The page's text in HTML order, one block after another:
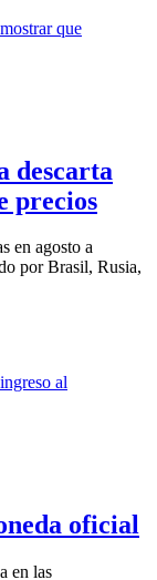
descarta
precios
en agosto a
por Brasil, Rusia,
oficial
en las